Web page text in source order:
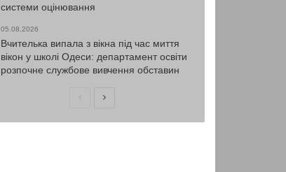
системи оцінювання
05.08.2026
Вчителька випала з вікна під час миття
вікон у школі Одеси: департамент освіти
розпочне службове вивчення обставин
ПопередняНаступна